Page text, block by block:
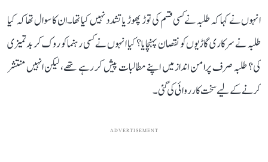
انہوں نے کہا کہ طلبہ نے کسی قسم کی توڑ پھوڑ یا تشدد نہیں کیا تھا۔ ان کا سوال تھا کہ کیا
طلبہ نے سرکاری گاڑیوں کو نقصان پہنچایا؟ کیا انہوں نے کسی رہنما کو روک کر بدتمیزی
کی؟ طلبہ صرف پرامن انداز میں اپنے مطالبات پیش کر رہے تھے، لیکن انہیں منتشر
کرنے کے لیے سخت کارروائی کی گئی۔
ADVERTISEMENT